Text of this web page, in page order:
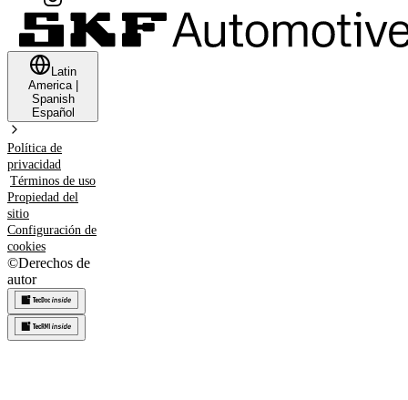
Latin
America|
Spanish
Español
Política de
privacidad
Términos de uso
Propiedad del
sitio
Configuración de
cookies
©Derechos de
autor